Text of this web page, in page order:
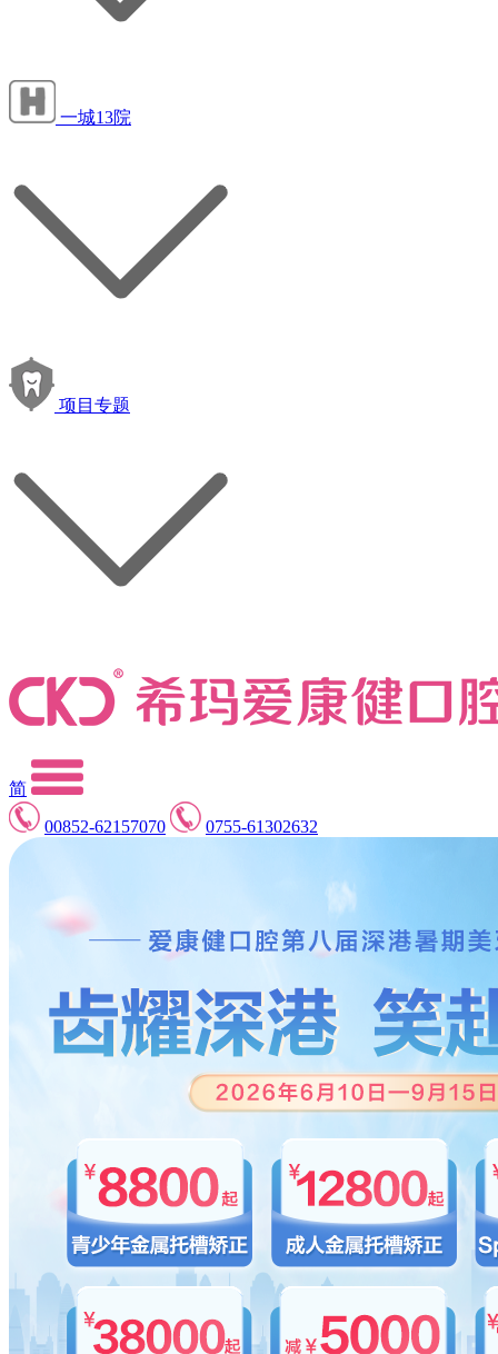
一城13院
项目专题
简
00852-62157070
0755-61302632